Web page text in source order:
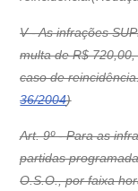
V - As infrações
multa de R$
caso de
36/2004)
Art. 9º - Para as
partidas
O.S.O., por faixa